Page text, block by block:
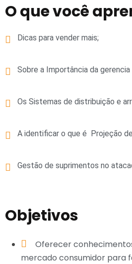
O que você
Dicas para vender mais;
Sobre a Importância da gerencia
Os Sistemas de distribuição e
A identificar o que é Projeção
Gestão de suprimentos no
Objetivos
Oferecer
mercado consumidor para